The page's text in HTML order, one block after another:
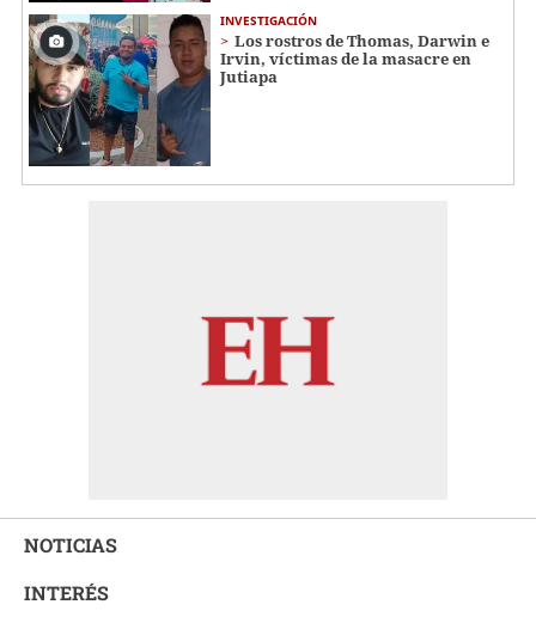
INVESTIGACIÓN
Los rostros de Thomas, Darwin e
Irvin, víctimas de la masacre en
Jutiapa
NOTICIAS
INTERÉS